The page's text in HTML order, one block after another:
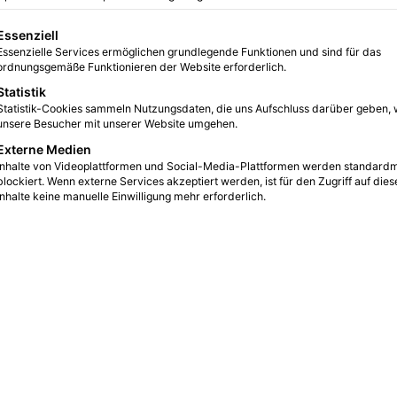
0 22 1 Minute Lesezeit
eine Liste der Service-Gruppen, für die eine Einwilligung erteilt
Services ermöglichen grundlegende Funktionen und sind für das
Funktionieren der Website erforderlich.
Cookies sammeln Nutzungsdaten, die uns Aufschluss darüber geben,
Besucher mit unserer Website umgehen.
Medien
von Videoplattformen und Social-Media-Plattformen werden
Wenn externe Services akzeptiert werden, ist für den Zugriff auf
keine manuelle Einwilligung mehr erforderlich.